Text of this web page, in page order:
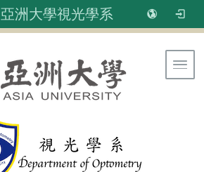
亞洲大學視光學系